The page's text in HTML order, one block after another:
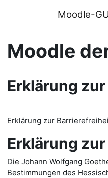
Moodle-GU
Moodle
Erklärung
Erklärung zur
Erklärung
Die Johann Wolfgang
Bestimmungen des